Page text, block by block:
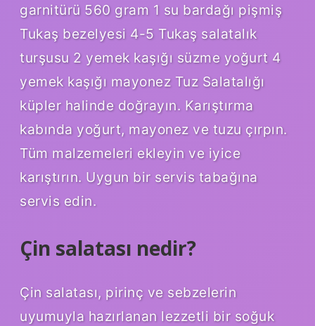
garnitürü 560 gram 1 su bardağı pişmiş
Tukaş bezelyesi 4-5 Tukaş salatalık
turşusu 2 yemek kaşığı süzme yoğurt 4
yemek kaşığı mayonez Tuz Salatalığı
küpler halinde doğrayın. Karıştırma
kabında yoğurt, mayonez ve tuzu çırpın.
Tüm malzemeleri ekleyin ve iyice
karıştırın. Uygun bir servis tabağına
servis edin.
Çin salatası nedir?
Çin salatası, pirinç ve sebzelerin
uyumuyla hazırlanan lezzetli bir soğuk